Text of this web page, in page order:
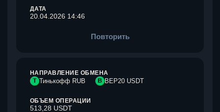
ДАТА
20.04.2026 14:46
Повторить
НАПРАВЛЕНИЕ ОБМЕНА
Т Тинькофф RUB B BEP20 USDT
ОБЪЕМ ОПЕРАЦИИ
513,28 USDT